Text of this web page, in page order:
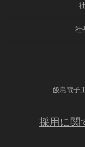
社
飯島電子
採用に関